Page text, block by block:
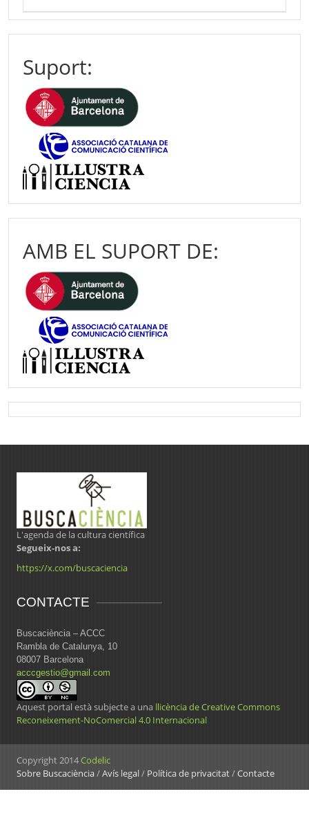
Suport:
AMB EL SUPORT DE:
L'agenda de la cultura científica
Segueix-nos a:
https://x.com/buscaciencia
CONTACTE
Buscaciència – ACCC
Rambla de Catalunya, 10
08007 Barcelona
acccgestio@gmail.com
Aquest portal està subjecte a una llicència de Creative Commons
Reconeixement-NoComercial 4.0 Internacional
Copyright 2014Codelic
Sobre Buscaciència/Avís legal/ Política de privacitat/Contacte